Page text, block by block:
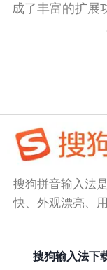
成了丰富的扩展
搜狗拼音输入法
快、外观漂亮、
搜狗输入法下